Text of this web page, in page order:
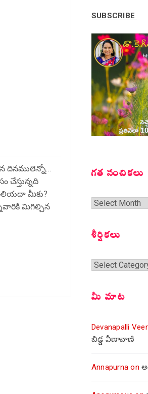
దినములెన్నో…
చేస్తున్నది
మీకు?
మిగిల్చిన
SUBSCRIBE
గత సంచికలు
గత
శీర్షికలు
శీర్షికలు
మీ మాట
Devanapalli
బిడ్డ వీణావాణి
Annapurna on